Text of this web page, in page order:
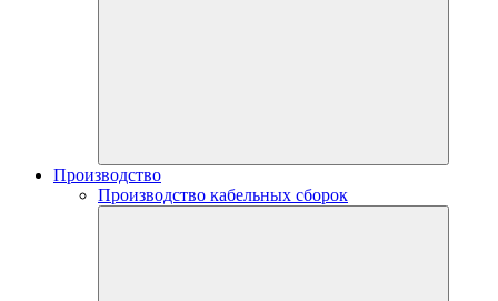
Производство
Производство кабельных сборок